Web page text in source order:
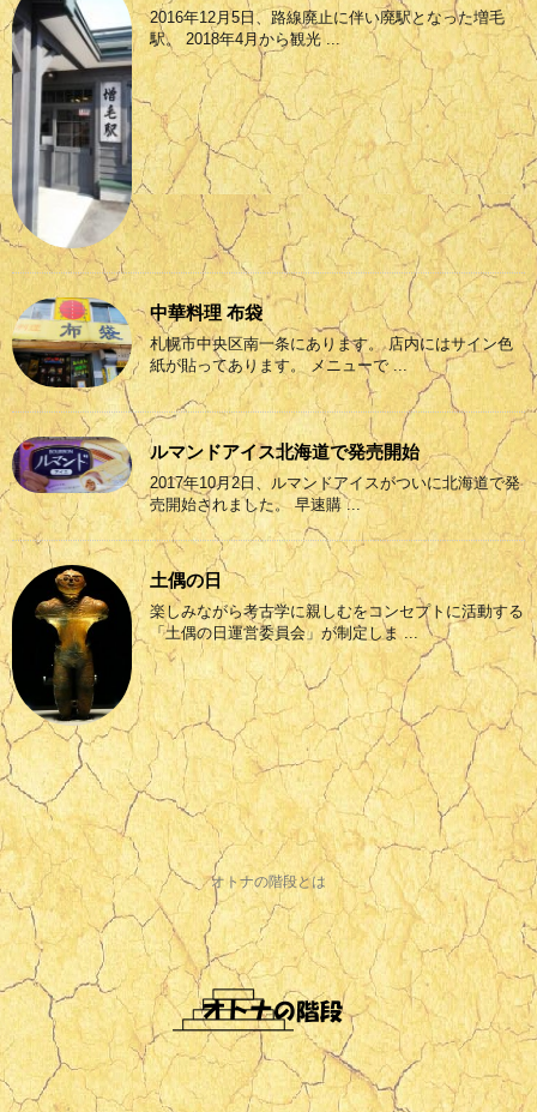
2016年12月5日、路線廃止に伴い廃駅となった増毛
駅。 2018年4月から観光 ...
中華料理 布袋
札幌市中央区南一条にあります。 店内にはサイン色
紙が貼ってあります。 メニューで ...
ルマンドアイス北海道で発売開始
2017年10月2日、ルマンドアイスがついに北海道で発
売開始されました。 早速購 ...
土偶の日
楽しみながら考古学に親しむをコンセプトに活動する
「土偶の日運営委員会」が制定しま ...
オトナの階段とは